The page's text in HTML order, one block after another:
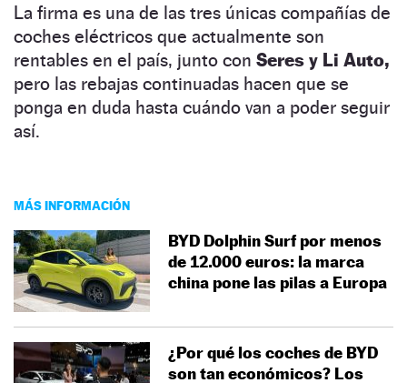
La firma es una de las tres únicas compañías de
coches eléctricos que actualmente son
rentables en el país, junto con Seres y Li Auto,
pero las rebajas continuadas hacen que se
ponga en duda hasta cuándo van a poder seguir
así.
MÁS INFORMACIÓN
BYD Dolphin Surf por menos
de 12.000 euros: la marca
china pone las pilas a Europa
¿Por qué los coches de BYD
son tan económicos? Los